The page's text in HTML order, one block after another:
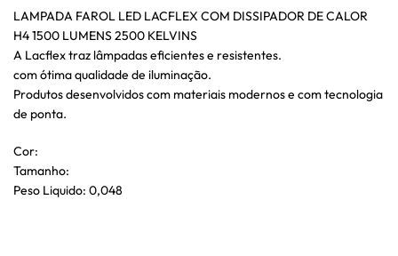
LAMPADA FAROL LED LACFLEX COM DISSIPADOR DE CALOR
H4 1500 LUMENS 2500 KELVINS
A Lacflex traz lâmpadas eficientes e resistentes.
com ótima qualidade de iluminação.
Produtos desenvolvidos com materiais modernos e com tecnologia
de ponta.
Cor:
Tamanho:
Peso Liquido: 0,048